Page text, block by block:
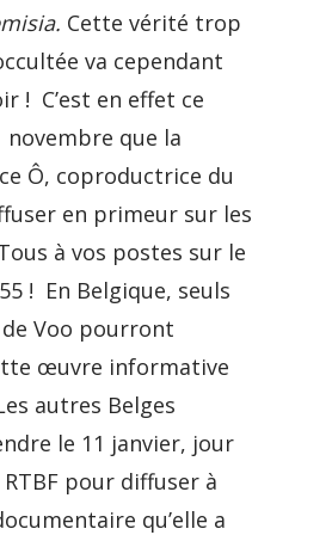
Cette vérité trop
va cependant
! C’est en effet ce
que la
Ô, coproductrice du
en primeur sur les
à vos postes sur le
! En Belgique, seuls
Voo pourront
œuvre informative
autres Belges
le 11 janvier, jour
pour diffuser à
qu’elle a